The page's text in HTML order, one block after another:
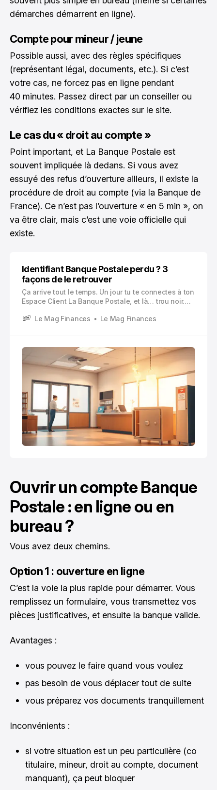
démarches démarrent en ligne).
Compte pour mineur / jeune
Possible aussi, avec des règles spécifiques
(représentant légal, documents, etc.). Si c’est
votre cas, ne forcez pas en ligne pendant
40 minutes. Passez direct par un conseiller ou
vérifiez les conditions exactes sur le site.
Le cas du « droit au compte »
Point important, et La Banque Postale est
souvent impliquée là dedans. Si vous avez
essuyé des refus d’ouverture ailleurs, il existe la
procédure de droit au compte (via la Banque de
France). Ce n’est pas l’ouverture « en 5 min », on
va être clair, mais c’est une voie officielle qui
existe.
Identifiant Banque Postale perdu ? 3
façons de le retrouver
Ça arrive tout le temps. Un jour tu te connectes à ton
Espace Client La Banque Postale, et là… trou noir.
Mais l’identifiant, lui, tu ne le « devines » pas.
Le Mag Finances Le Mag Finances
Ouvrir un compte Banque
Postale : en ligne ou en
bureau ?
Vous avez deux chemins.
Option 1 : ouverture en ligne
C’est la voie la plus rapide pour démarrer. Vous
remplissez un formulaire, vous transmettez vos
pièces justificatives, et ensuite la banque valide.
Avantages :
vous pouvez le faire quand vous voulez
pas besoin de vous déplacer tout de suite
vous préparez vos documents tranquillement
Inconvénients :
si votre situation est un peu particulière (co
titulaire, mineur, droit au compte, document
manquant), ça peut bloquer